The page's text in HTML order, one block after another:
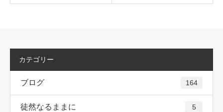
カテゴリー
ブログ 164
徒然なるままに 5